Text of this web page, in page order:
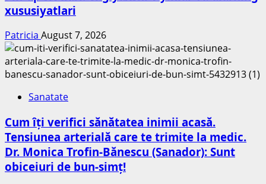
xususiyatlari
Patricia August 7, 2026
Sanatate
Cum îți verifici sănătatea inimii acasă.
Tensiunea arterială care te trimite la medic.
Dr. Monica Trofin-Bănescu (Sanador): Sunt
obiceiuri de bun-simț!